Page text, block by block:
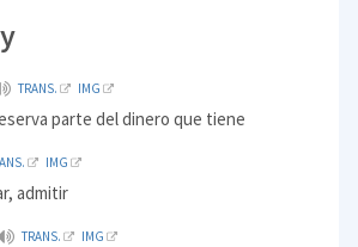
TRANS. IMG
parte del dinero que tiene
IMG
admitir
TRANS. IMG